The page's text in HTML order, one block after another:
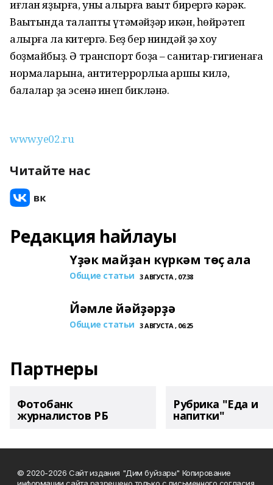
иғлан яҙырға, уны алырға ваҡыт бирергә кәрәк.
Ваҡытында талапты үтәмәйҙәр икән, һөйрәтеп
алырға ла китергә. Беҙ бер ниндәй ҙә хоҡуҡ
боҙмайбыҙ. Ә транспорт боҙа – санитар-гигиенаға
нормаларына, антитеррорлыҡҡа ҡаршы килә,
балалар ҙа эсенә инеп бикләнә.
www.ye02.ru
Читайте нас
Редакция һайлауы
Үҙәк майҙан күркәм төҫ ала
Общие статьи 3 АВГУСТА , 07:38
Йәмле йәйҙәрҙә
Общие статьи 3 АВГУСТА , 06:25
Партнеры
Фотобанк
журналистов РБ
Рубрика "Еда и
напитки"
© 2020-2026 Сайт издания "Дим буйзары" Копирование